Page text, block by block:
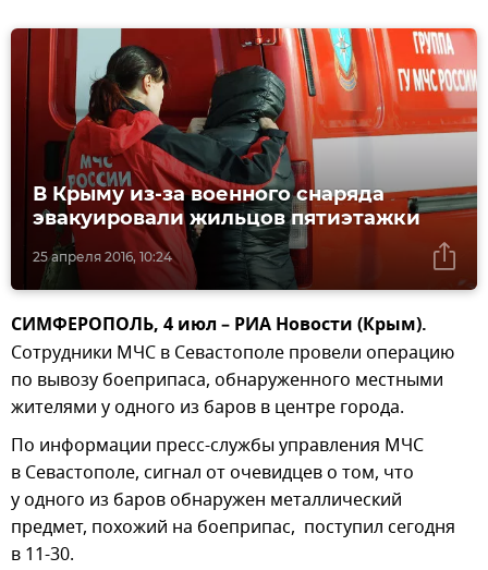
25 апреля 2016, 10:24
В Крыму из-за военного снаряда
эвакуировали жильцов пятиэтажки
СИМФЕРОПОЛЬ, 4 июл – РИА Новости (Крым).
Сотрудники МЧС в Севастополе провели операцию
по вывозу боеприпаса, обнаруженного местными
жителями у одного из баров в центре города.
По информации пресс-службы управления МЧС
в Севастополе, сигнал от очевидцев о том, что
у одного из баров обнаружен металлический
предмет, похожий на боеприпас, поступил сегодня
в 11-30.